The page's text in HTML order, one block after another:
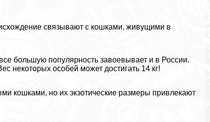
связывают с кошками, живущими в
большую популярность завоевывает и в России.
некоторых особей может достигать 14 кг!
кошками, но их экзотические размеры привлекают